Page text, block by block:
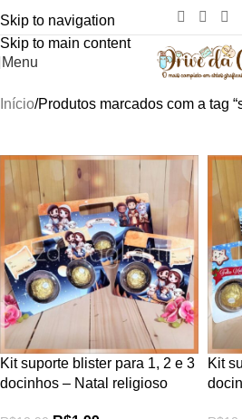
Skip to navigation
Skip to main content
Menu
Início Produtos marcados com a tag
Kit suporte blister para 1, 2 e 3
docinhos – Natal religioso
Kit